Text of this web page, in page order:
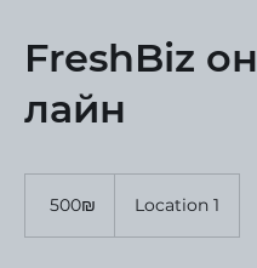
FreshBiz он
лайн
חדשים
‏500 ‏₪ Location 1